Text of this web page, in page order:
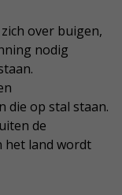
over buigen,
nodig
die op stal staan.
de
het land wordt